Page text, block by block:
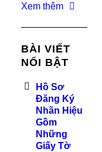
Xem thêm
BÀI VIẾT
NỔI BẬT
Hồ Sơ
Đăng Ký
Nhãn Hiệu
Gồm
Những
Giấy Tờ